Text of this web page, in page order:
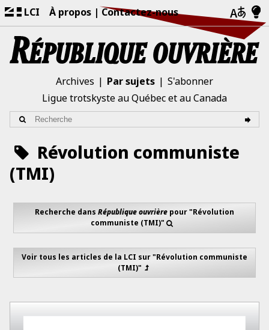
LCI À propos Contactez-nous
Archives Par sujets
S'abonner
Ligue trotskyste au Québec et au Canada
Révolution communiste
(TMI)
Recherche dans République ouvrière pour "Révolution
communiste (TMI)"
Voir tous les articles de la LCI sur "Révolution communiste
(TMI)"